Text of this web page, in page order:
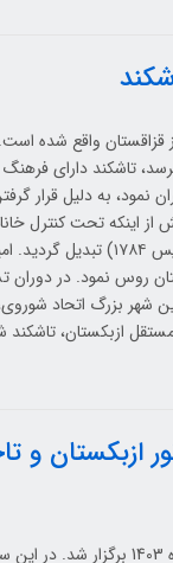
واقع شده‌
تاشکند دارای
میلادی از بن ویران نمود، به
اینکه تحت کنترل
هجدهم و نوزدهم به دولت شهر
روس نمود. در
شهر بزرگ اتحاد
ازبکستان،
و